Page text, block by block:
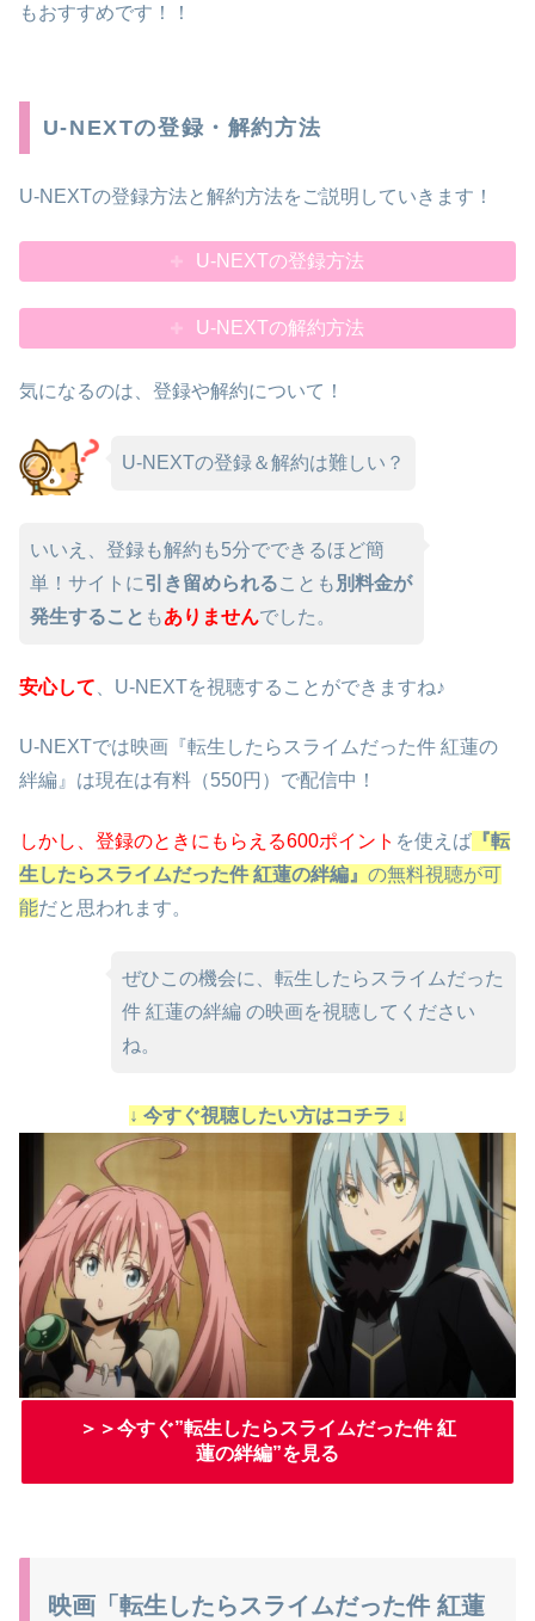
もおすすめです！！
U-NEXTの登録・解約方法
U-NEXTの登録方法と解約方法をご説明していきます！
U-NEXTの登録方法
U-NEXTの解約方法
気になるのは、登録や解約について！
U-NEXTの登録＆解約は難しい？
いいえ、登録も解約も5分でできるほど簡
単！サイトに引き留められることも 別料金が
発生すること もありませんでした。
安心して 、U-NEXTを視聴することができますね♪
U-NEXTでは映画『転生したらスライムだった件 紅蓮の
絆編』は現在は有料（550円）で配信中！
しかし、 登録のときにもらえる600ポイント を使えば 『転
生したらスライムだった件 紅蓮の絆編』 の無料視聴が可
能だと思われます。
ぜひこの機会に、転生したらスライムだった
件 紅蓮の絆編 の映画を視聴してください
ね。
↓ 今すぐ視聴したい方はコチラ ↓
＞＞今すぐ”転生したらスライムだった件 紅
蓮の絆編”を見る
映画「転生したらスライムだった件 紅蓮